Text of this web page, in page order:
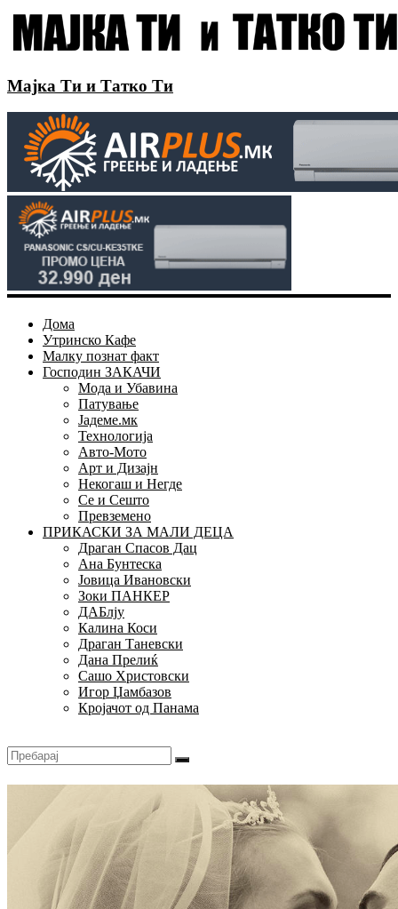
Мајка Ти и Татко Ти
Дома
Утринско Кафе
Малку познат факт
Господин ЗАКАЧИ
Мода и Убавина
Патување
Јадеме.мк
Технологија
Авто-Мото
Арт и Дизајн
Некогаш и Негде
Се и Сешто
Превземено
ПРИКАСКИ ЗА МАЛИ ДЕЦА
Драган Спасов Дац
Ана Бунтеска
Јовица Ивановски
Зоки ПАНКЕР
ДАБлју
Калина Коси
Драган Таневски
Дана Прелиќ
Сашо Христовски
Игор Џамбазов
Кројачот од Панама